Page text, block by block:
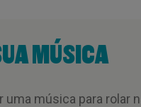
MÚSICA
uma música para rolar